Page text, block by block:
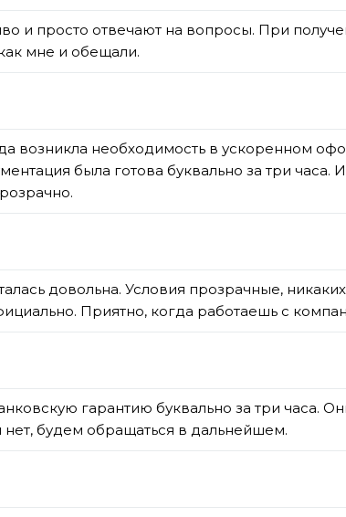
и просто отвечают на вопросы. При
мне и обещали.
возникла необходимость в ускоренном
была готова буквально за три
довольна. Условия прозрачные,
Приятно, когда работаешь с
гарантию буквально за три часа.
будем обращаться в дальнейшем.